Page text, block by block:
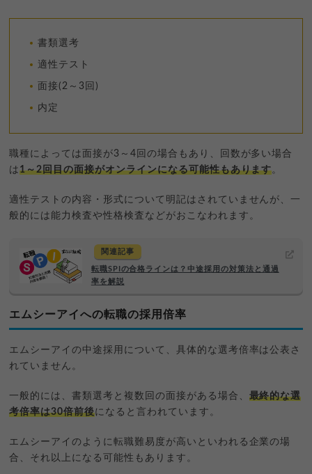
書類選考
適性テスト
面接(2～3回)
内定
職種によっては面接が3～4回の場合もあり、回数が多い場合
は1～2回目の面接がオンラインになる可能性もあります。
適性テストの内容・形式について明記はされていませんが、一
般的には能力検査や性格検査などがおこなわれます。
関連記事
転職SPIの合格ラインは？中途採用の対策法と通過
率を解説
エムシーアイへの転職の採用倍率
エムシーアイの中途採用について、具体的な選考倍率は公表さ
れていません。
一般的には、書類選考と複数回の面接がある場合、 最終的な選
考倍率は30倍前後になると言われています。
エムシーアイのように転職難易度が高いといわれる企業の場
合、それ以上になる可能性もあります。